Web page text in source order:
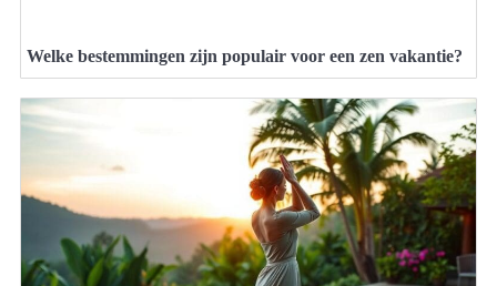
Welke bestemmingen zijn populair voor een zen vakantie?